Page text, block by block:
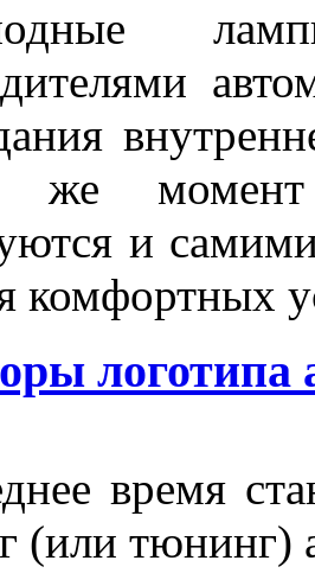
момент
и
комфортных
логотипа
время
(или тюнинг)